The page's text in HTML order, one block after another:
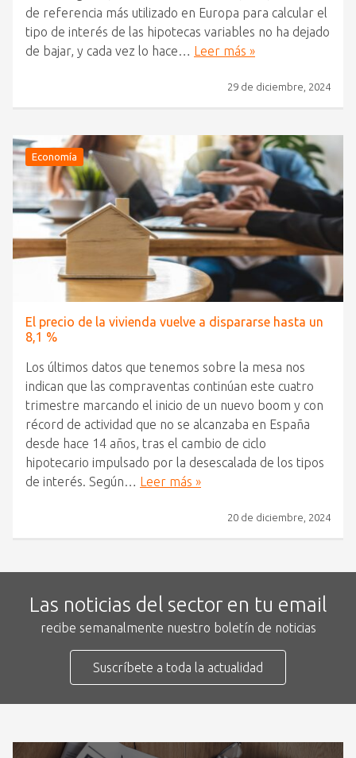
de referencia más utilizado en Europa para calcular el
tipo de interés de las hipotecas variables no ha dejado
de bajar, y cada vez lo hace… Leer más »
29 de diciembre, 2024
Economía
El precio de la vivienda vuelve a dispararse hasta un
8,1 %
Los últimos datos que tenemos sobre la mesa nos
indican que las compraventas continúan este cuatro
trimestre marcando el inicio de un nuevo boom y con
récord de actividad que no se alcanzaba en España
desde hace 14 años, tras el cambio de ciclo
hipotecario impulsado por la desescalada de los tipos
de interés. Según… Leer más »
20 de diciembre, 2024
Las noticias del sector en tu email
recibe semanalmente nuestro boletín de noticias
Suscríbete a toda la actualidad